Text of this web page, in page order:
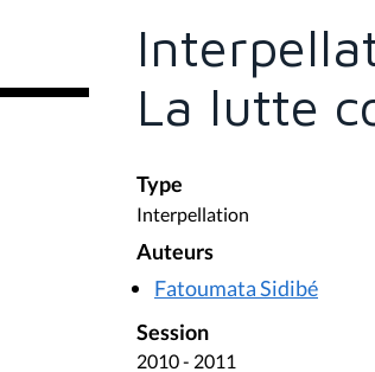
s
La lutte
Type
Interpellation
Auteurs
Fatoumata Sidibé
Session
2010 - 2011